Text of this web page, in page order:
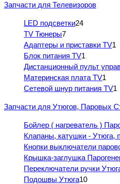
Запчасти для Телевизоров
LED подсветки24
TV Тюнеры7
Адаптеры и приставки TV1
Блок питания TV1
Дистанционный пульт
Материнская плата TV1
Сетевой шнур питания TV1
Запчасти для Утюгов, Паровых
Бойлер ( нагреватель )
Клапаны, катушки - Утюга,
Кнопки выключатели
Крышка-заглушка
Переключатели ручки
Подошвы Утюга10